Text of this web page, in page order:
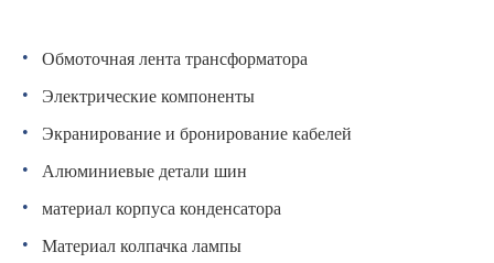
Обмоточная лента трансформатора
Электрические компоненты
Экранирование и бронирование кабелей
Алюминиевые детали шин
материал корпуса конденсатора
Материал колпачка лампы